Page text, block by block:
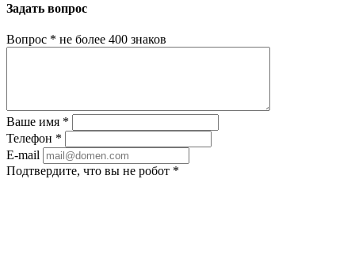
Задать вопрос
Вопрос * не более 400 знаков
Ваше имя *
Телефон *
E-mail
Подтвердите, что вы не робот *